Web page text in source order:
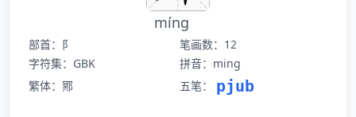
míng
部首：阝
笔画数：12
字符集：GBK
拼音：ming
繁体：鄍
五笔： pjub